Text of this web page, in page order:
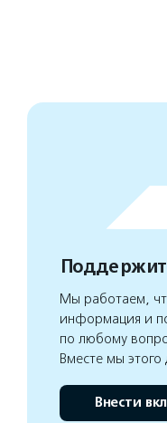
Мы работаем,
информация и
по любому
Вместе мы этого
Внести